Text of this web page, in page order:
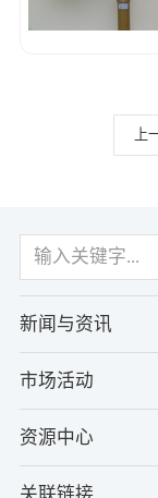
上
新闻与资讯
市场活动
资源中心